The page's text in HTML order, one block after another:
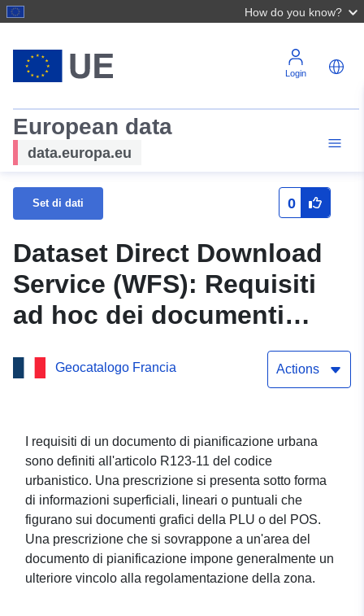
How do you know?
Login
European data
data.europa.eu
Set di dati 0
Dataset Direct Download
Service (WFS): Requisiti
ad hoc dei documenti
urbanistici applicabili
all'Alta Savoia
Geocatalogo Francia Actions
I requisiti di un documento di pianificazione urbana
sono definiti all'articolo R123-11 del codice
urbanistico. Una prescrizione si presenta sotto forma
di informazioni superficiali, lineari o puntuali che
figurano sui documenti grafici della PLU o del POS.
Una prescrizione che si sovrappone a un'area del
documento di pianificazione impone generalmente un
ulteriore vincolo alla regolamentazione della zona.